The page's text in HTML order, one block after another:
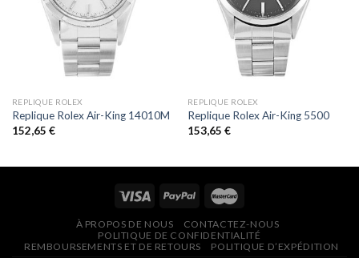
REPLIQUE ROLEX
Replique Rolex Air-King 14010M
152,65 €
REPLIQUE ROLEX
Replique Rolex Air-King 5500
153,65 €
À PROPOS DE NOUS
CONTACTEZ-NOUS
POLITIQUE DE CONFIDENTIALITÉ
REMBOURSEMENTS ET DE RETOURS
POLITIQUE D’EXPÉDITION